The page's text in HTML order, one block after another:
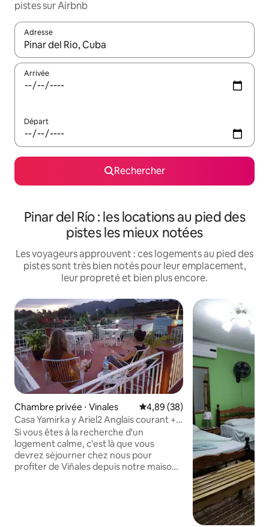
pistes sur Airbnb
Adresse
Lorsque les résultats s'affichent, utilisez les flèches vers le
Arrivée
Départ
Rechercher
Pinar del Río : les locations au pied des
pistes les mieux notées
Les voyageurs approuvent : ces logements au pied des
pistes sont très bien notés pour leur emplacement,
leur propreté et bien plus encore.
Chambre privée ⋅ Vinales Évaluation moyenne sur la
4,89 (38)
Casa Yamirka y Ariel2 Anglais courant +
Terrasse + Wifi
Si vous êtes à la recherche d'un
logement calme, c'est là que vous
devrez séjourner chez nous pour
profiter de Viñales depuis notre maison